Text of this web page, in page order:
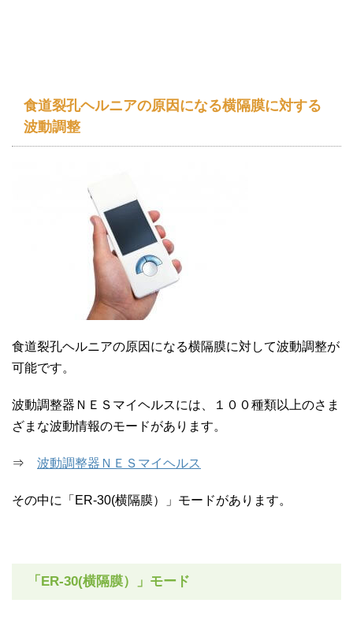
食道裂孔ヘルニアの原因になる横隔膜に対する
波動調整
食道裂孔ヘルニアの原因になる横隔膜に対して波動調整が
可能です。
波動調整器ＮＥＳマイヘルスには、１００種類以上のさま
ざまな波動情報のモードがあります。
⇒ 波動調整器ＮＥＳマイヘルス
その中に「ER-30(横隔膜）」モードがあります。
「ER-30(横隔膜）」モード